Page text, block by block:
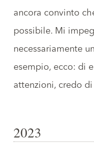
ancora convinto
possibile. Mi
necessariamente
esempio, ecco: di
attenzioni, credo
2023